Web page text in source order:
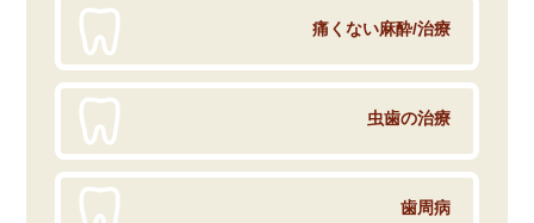
痛くない麻酔/治療
虫歯の治療
歯周病